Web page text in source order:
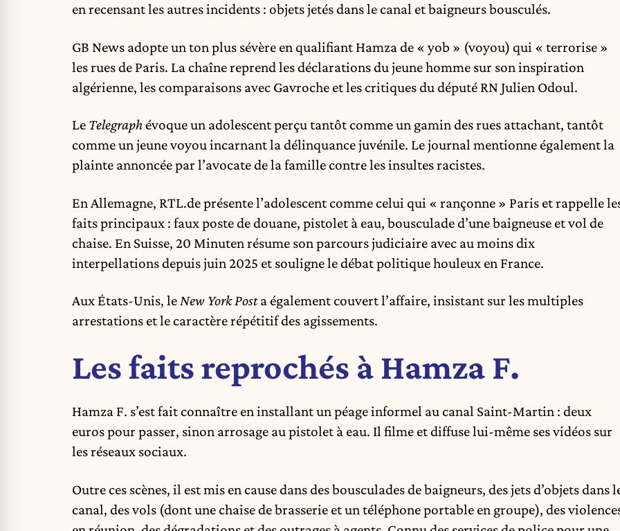
en recensant les autres incidents : objets jetés dans le canal et baigneurs bousculés.
GB News adopte un ton plus sévère en qualifiant Hamza de « yob » (voyou) qui « terrorise »
les rues de Paris. La chaîne reprend les déclarations du jeune homme sur son inspiration
algérienne, les comparaisons avec Gavroche et les critiques du député RN Julien Odoul.
Le Telegraphévoque un adolescent perçu tantôt comme un gamin des rues attachant, tantôt
comme un jeune voyou incarnant la délinquance juvénile. Le journal mentionne également la
plainte annoncée par l’avocate de la famille contre les insultes racistes.
En Allemagne, RTL.de présente l’adolescent comme celui qui « rançonne » Paris et rappelle
faits principaux : faux poste de douane, pistolet à eau, bousculade d’une baigneuse et vol de
chaise. En Suisse, 20 Minuten résume son parcours judiciaire avec au moins dix
interpellations depuis juin 2025 et souligne le débat politique houleux en France.
Aux États-Unis, leNew York Posta également couvert l’affaire, insistant sur les multiples
arrestations et le caractère répétitif des agissements.
Les faits reprochés à Hamza F.
Hamza F. s’est fait connaître en installant un péage informel au canal Saint-Martin : deux
euros pour passer, sinon arrosage au pistolet à eau. Il filme et diffuse lui-même ses vidéos sur
les réseaux sociaux.
Outre ces scènes, il est mis en cause dans des bousculades de baigneurs, des jets d’objets dans
canal, des vols (dont une chaise de brasserie et un téléphone portable en groupe), des